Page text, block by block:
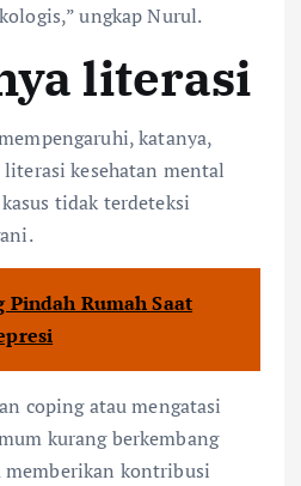
ungkap Nurul.
literasi
katanya,
kesehatan mental
tidak terdeteksi
Pindah Rumah Saat
coping atau mengatasi
kurang berkembang
memberikan kontribusi